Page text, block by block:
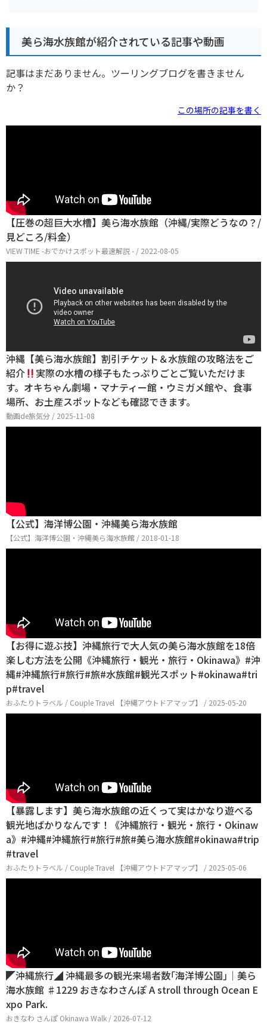
美ら海水族館が紹介されている記事や動画
記事はまだありません。ツーリングブログを書きません
か？
この場所の記事を書く
【圧巻の超巨大水槽】美ら海水族館（沖縄/実際どうなの？/
見どころ/料金）
VIEW TIME -おでかけスポット最速解説 - / 2022-08-05
沖縄【美ら海水族館】割引チケット＆水族館の攻略法をご
紹介
実際の水槽の様子もたっぷりごとご覧いただけま
す。オキちゃん劇場・マナティー館・ウミガメ館や、食事
場所、お土産スポットなども確認できます。
動画de旅気分 / 2025-11-08
【公式】海洋博公園・沖縄美ら海水族館
【公式】海洋博公園・沖縄美ら海水族館 / 2018-01-18
【お得に遊ぶ技】沖縄旅行で大人気の美ら海水族館を18倍
楽しむ方法を公開《沖縄旅行・観光・旅行・Okinawa》#沖
縄#沖縄旅行#旅行#旅#水族館#観光スポット#okinawa#tri
p#travel
おふたりトラベル / Couple Travel 【沖縄アウトドアマップ】 / 2025-05-20
【暴露します】美ら海水族館の近くって実はかなり遊べる
観光地ばかりなんです！《沖縄旅行・観光・旅行・Okinaw
a》#沖縄#沖縄旅行#旅行#旅#美ら海水族館#okinawa#trip
#travel
おふたりトラベル / Couple Travel 【沖縄アウトドアマップ】 / 2025-05-06
◤沖縄旅行◢ 沖縄最多の観光来場者数｢海洋博公園｣｜美ら
海水族館 ♯1229 おきなわさんぽ A stroll through Ocean E
xpo Park.
おきなわ さんぽ Okinawa Walk / 2026-07-12